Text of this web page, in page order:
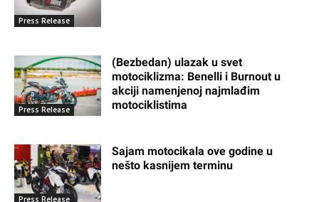
Press Release
Press Release
(Bezbedan) ulazak u svet
motociklizma: Benelli i Burnout u
akciji namenjenoj najmlađim
motociklistima
Press Release
Sajam motocikala ove godine u
nešto kasnijem terminu